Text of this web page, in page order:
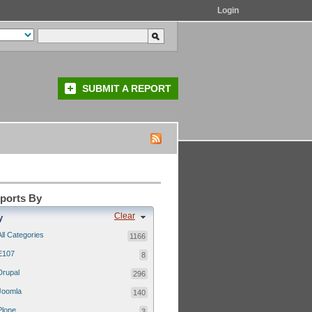
Login
SUBMIT A REPORT
By
Clear
Categories 1166
8
296
140